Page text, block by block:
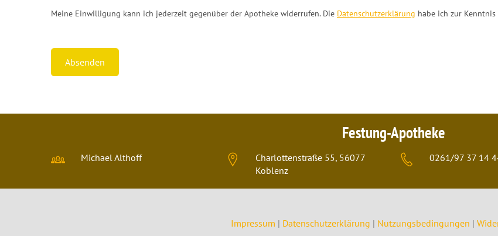
Meine Einwilligung kann ich jederzeit gegenüber der Apotheke widerrufen. Die Datenschutzerklärung habe ich zur Kenntnis
Absenden
Festung-Apotheke
Michael Althoff
Charlottenstraße 55, 56077
Koblenz
0261/97 37 14
Impressum | Datenschutzerklärung | Nutzungsbedingungen |